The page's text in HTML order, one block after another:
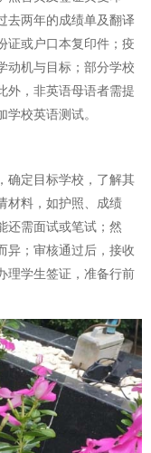
去两年的成绩单及翻译
证或户口本复印件；疫
动机与目标；部分学校
外，非英语母语者需提
校英语测试。
确定目标学校，了解其
材料，如护照、成绩
还需面试或笔试；然
异；审核通过后，接收
理学生签证，准备行前